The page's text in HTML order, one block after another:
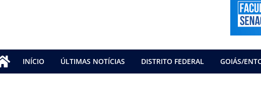
INÍCIO ÚLTIMAS NOTÍCIAS DISTRITO FEDERAL GOIÁS/